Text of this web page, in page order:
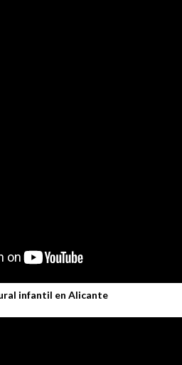
infantil en Alicante